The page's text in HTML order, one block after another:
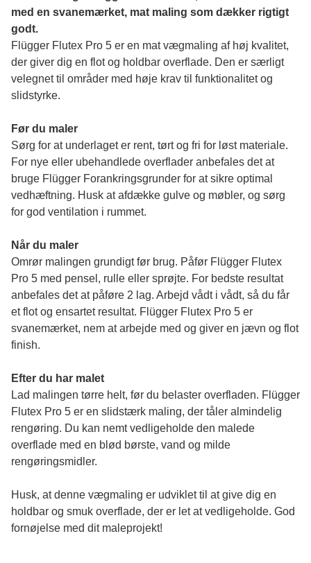
med en svanemærket, mat maling som dækker rigtigt
godt.
Flügger Flutex Pro 5 er en mat vægmaling af høj kvalitet,
der giver dig en flot og holdbar overflade. Den er særligt
velegnet til områder med høje krav til funktionalitet og
slidstyrke.
Før du maler
Sørg for at underlaget er rent, tørt og fri for løst materiale.
For nye eller ubehandlede overflader anbefales det at
bruge Flügger Forankringsgrunder for at sikre optimal
vedhæftning. Husk at afdække gulve og møbler, og sørg
for god ventilation i rummet.
Når du maler
Omrør malingen grundigt før brug. Påfør Flügger Flutex
Pro 5 med pensel, rulle eller sprøjte. For bedste resultat
anbefales det at påføre 2 lag. Arbejd vådt i vådt, så du får
et flot og ensartet resultat. Flügger Flutex Pro 5 er
svanemærket, nem at arbejde med og giver en jævn og flot
finish.
Efter du har malet
Lad malingen tørre helt, før du belaster overfladen. Flügger
Flutex Pro 5 er en slidstærk maling, der tåler almindelig
rengøring. Du kan nemt vedligeholde den malede
overflade med en blød børste, vand og milde
rengøringsmidler.
Husk, at denne vægmaling er udviklet til at give dig en
holdbar og smuk overflade, der er let at vedligeholde. God
fornøjelse med dit maleprojekt!